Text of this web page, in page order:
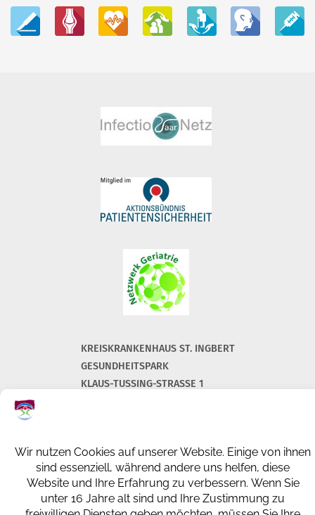
KREISKRANKENHAUS ST. INGBERT
GESUNDHEITSPARK
KLAUS-TUSSING-STRASSE 1
info@kkh-geriatrie-igb.de
FACEBOOK